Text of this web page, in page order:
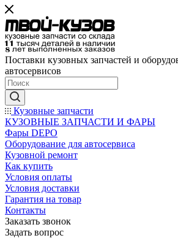
Поставки кузовных запчастей и
автосервисов
Кузовные запчасти
КУЗОВНЫЕ ЗАПЧАСТИ И ФАРЫ
Фары DEPO
Оборудование для автосервиса
Кузовной ремонт
Как купить
Условия оплаты
Условия доставки
Гарантия на товар
Контакты
Заказать звонок
Задать вопрос